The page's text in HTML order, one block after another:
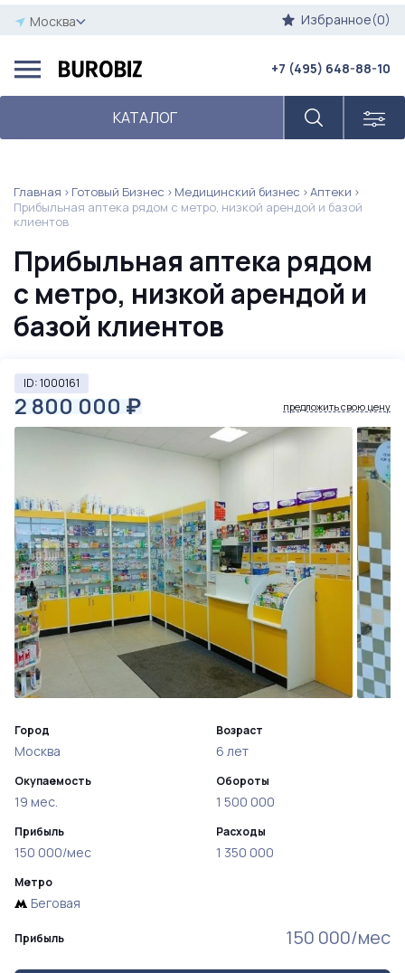
Москва Избранное(0)
КАТАЛОГ
+7 (495) 648-88-10
Главная Готовый Бизнес Медицинский бизнес
Аптеки
Прибыльная аптека рядом с метро, низкой арендой и базой
клиентов
Прибыльная аптека рядом
с метро, низкой арендой и
базой клиентов
ID: 1000161
2 800 000 ₽ предложить свою цену
Прибыль 150 000/мес
Город
Москва
Окупаемость
19 мес.
Прибыль
150 000/мес
Возраст
6 лет
Обороты
1 500 000
Расходы
1 350 000
Метро
Беговая